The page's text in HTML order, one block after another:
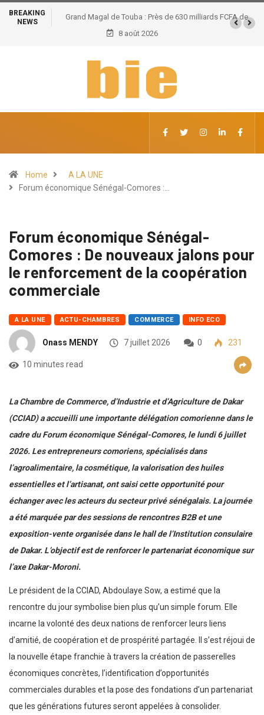
BREAKING
NEWS
Grand Magal de Touba : Près de 630 milliards FCFA de
retombées économiques et un potentiel de 100.000
8 août 2026
Home
A LA UNE
Forum économique Sénégal-Comores :…
Forum économique Sénégal-
Comores : De nouveaux jalons pour
le renforcement de la coopération
commerciale
A LA UNE ACTU-CHAMBRES COMMERCE INFO ECO
Onass MENDY 7 juillet 2026 0 231
10 minutes read
La Chambre de Commerce, d’Industrie et d’Agriculture de Dakar
(CCIAD) a accueilli une importante délégation comorienne dans le
cadre du Forum économique Sénégal-Comores, le lundi 6 juillet
2026. Les entrepreneurs comoriens, spécialisés dans
l’agroalimentaire, la cosmétique, la valorisation des huiles
essentielles et l’artisanat, ont saisi cette opportunité pour
échanger avec les acteurs du secteur privé sénégalais. La journée
a été marquée par des sessions de rencontres B2B et une
exposition-vente organisée dans le hall de l’Institution consulaire
de Dakar. L’objectif est de renforcer le partenariat économique sur
l’axe Dakar-Moroni.
Le président de la CCIAD, Abdoulaye Sow, a estimé que la
rencontre du jour symbolise bien plus qu’un simple forum. Elle
incarne la volonté des deux nations de renforcer leurs liens
d’amitié, de coopération et de prospérité partagée. Il s’est réjoui de
la nouvelle étape franchie à travers la création de passerelles
économiques concrètes, l’identification d’opportunités
commerciales durables et la pose des fondations d’un partenariat
que les générations futures seront appelées à consolider.